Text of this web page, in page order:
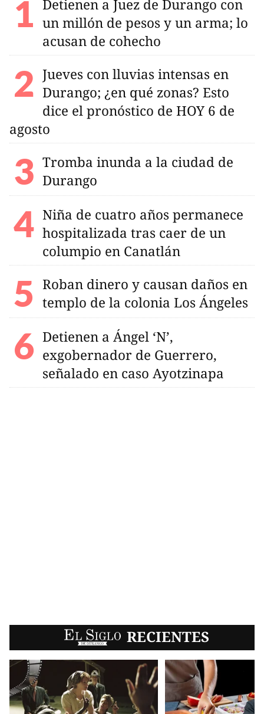
Detienen a Juez de Durango con
un millón de pesos y un arma; lo
acusan de cohecho
Jueves con lluvias intensas en
Durango; ¿en qué zonas? Esto
dice el pronóstico de HOY 6 de
agosto
Tromba inunda a la ciudad de
Durango
Niña de cuatro años permanece
hospitalizada tras caer de un
columpio en Canatlán
Roban dinero y causan daños en
templo de la colonia Los Ángeles
Detienen a Ángel ‘N’,
exgobernador de Guerrero,
señalado en caso Ayotzinapa
EL SIGLO RECIENTES